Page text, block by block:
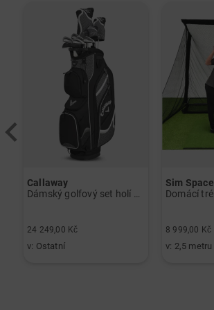
Callaway
24 249,00 Kč
v: Ostatní
Sim Space
8 999,00 Kč
v: 2,5 metru